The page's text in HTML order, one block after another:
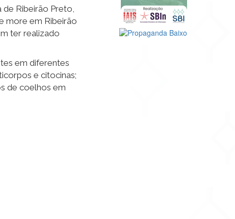
Ribeirão Preto,
more em Ribeirão
ter realizado
em diferentes
e citocinas;
de coelhos em